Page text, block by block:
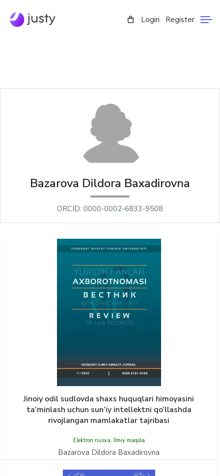
Login Register
Bazarova Dildora Baxadirovna
ORCID: 0000-0002-6833-9508
Jinoiy odil sudlovda shaxs huquqlari himoyasini
ta’minlash uchun sun’iy intellektni qo‘llashda
rivojlangan mamlakatlar tajribasi
Elektron nusxa, Ilmiy maqola
Bazarova Dildora Baxadirovna